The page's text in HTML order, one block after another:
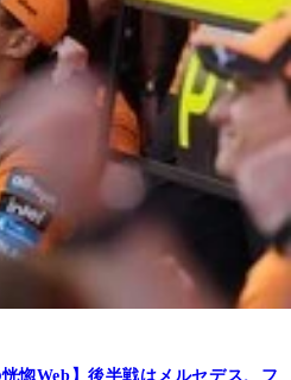
惚Web】後半戦はメルセデス、フ